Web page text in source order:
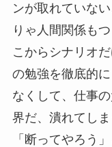
ンが取れていな
りゃ人間関係も
こからシナリオ
の勉強を徹底的
なくして、仕事
界だ、潰れてし
「断ってやろう